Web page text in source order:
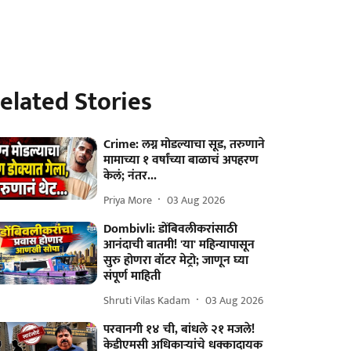
Stories
Crime: लग्न मोडल्याचा सूड, तरुणाने
मामाच्या १ वर्षांच्या बाळाचं अपहरण
केलं; नंतर...
Priya More 03 Aug 2026
Dombivli: डोंबिवलीकरांसाठी
आनंदाची बातमी! 'या' महिन्यापासून
सुरु होणरा वॉटर मेट्रो; जाणून घ्या
संपूर्ण माहिती
Shruti Vilas Kadam 03 Aug 2026
परवानगी १४ ची, बांधले २१ मजले!
केडीएमसी अधिकाऱ्यांचे धक्कादायक